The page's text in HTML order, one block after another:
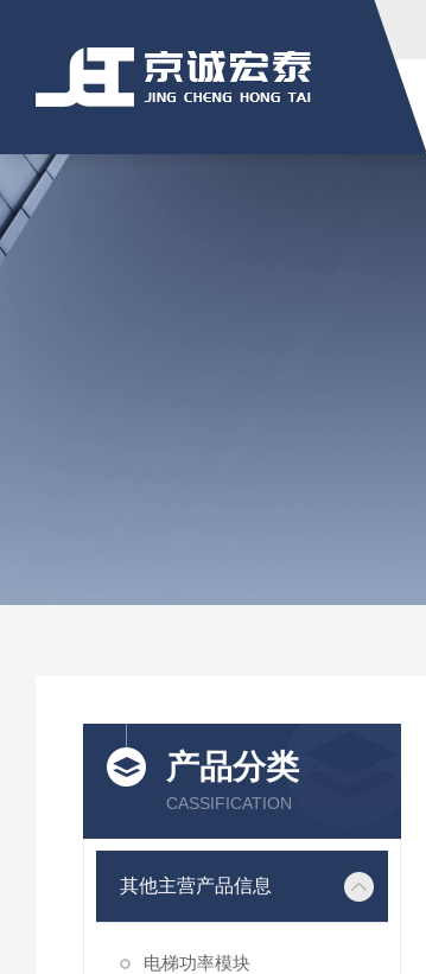
产品分类
CASSIFICATION
其他主营产品信息
电梯功率模块